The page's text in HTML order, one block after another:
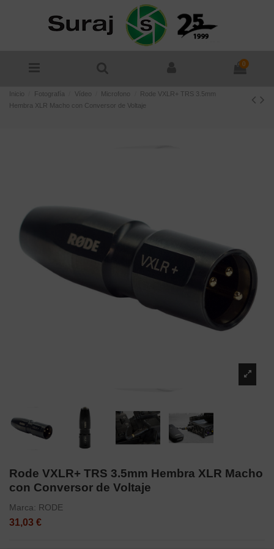
0
Inicio Fotografía Vídeo Microfono
Rode VXLR+ TRS 3.5mm
Hembra XLR Macho con Conversor de Voltaje
Rode VXLR+ TRS 3.5mm Hembra XLR Macho
con Conversor de Voltaje
Marca: RODE
31,03 €